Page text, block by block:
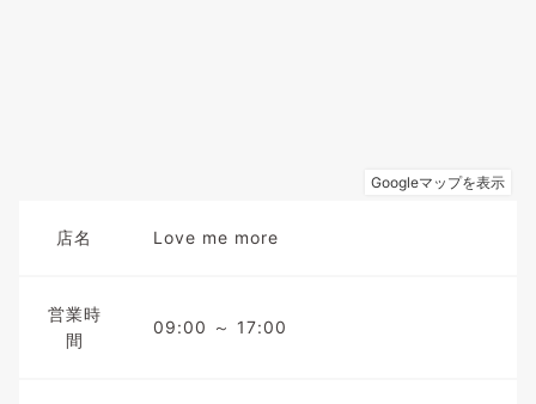
店名 Love me more
営業時
間
09:00 ～ 17:00